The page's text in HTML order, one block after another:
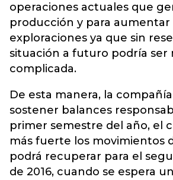
operaciones actuales que
producción y para aumentar
exploraciones ya que sin
situación a futuro podría ser
complicada.
De esta manera, la
sostener balances
primer semestre del año, el
más fuerte los movimientos
podrá recuperar para el
de 2016, cuando se espera